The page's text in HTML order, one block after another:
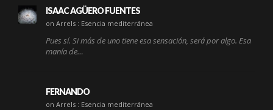
ISAAC AGÜERO FUENTES
on Arrels : Esencia mediterránea
Pues sí. Si más de uno tiene esa sensación, será por algo. Esa
manía de…
FERNANDO
on Arrels : Esencia mediterránea